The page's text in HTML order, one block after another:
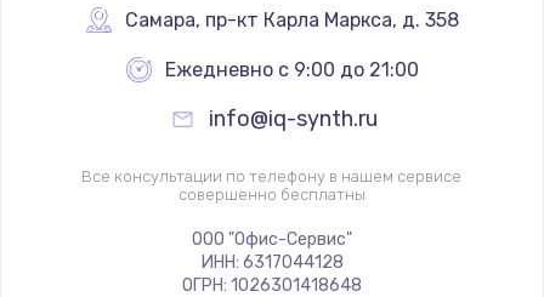
Не реагирует на кнопки
700 руб.
Заказать
Не сопряжается с устройством
Заказать
Самара, пр-кт Карла Маркса, д. 358
Ежедневно с 9:00 до 21:00
info@iq-synth.ru
Все консультации по телефону в нашем сервисе
совершенно бесплатны
ООО "Офис-Сервис"
ИНН: 6317044128
ОГРН: 1026301418648